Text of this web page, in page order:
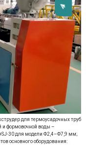
для термоусадочных труб
и формовочной воды –
30 для модели Φ2,4–Φ7,9 мм;
основного оборудования: